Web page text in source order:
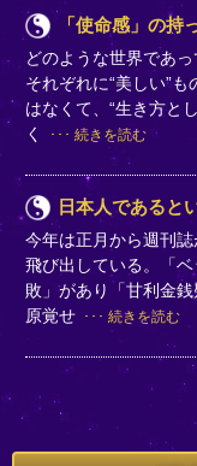
「使命感」の持
どのような世界であ
それぞれに“美しい”
はなくて、“生き方と
く
続きを読む
日本人であると
今年は正月から週刊
飛び出している。「
敗」があり「甘利金
原覚せ
続きを読む